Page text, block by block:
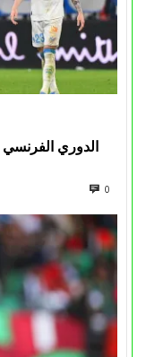
الدوري الفرنسي
0